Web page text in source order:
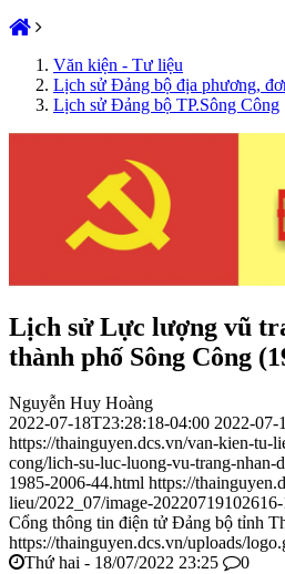
Văn kiện - Tư liệu
Lịch sử Đảng bộ địa phương,
Lịch sử Đảng bộ TP.Sông Công
Lịch sử Lực lượng vũ
thành phố Sông Công
Nguyễn Huy Hoàng
2022-07-18T23:28:18-04:00 2022-07-
https://thainguyen.dcs.vn/van-kien-tu-
cong/lich-su-luc-luong-vu-trang-nhan-
1985-2006-44.html https://
lieu/2022_07/image-
Cổng thông tin điện tử Đảng bộ tỉnh
https://thainguyen.dcs.vn/uploads/
Thứ hai - 18/07/2022 23:25
0